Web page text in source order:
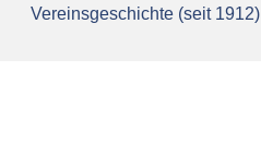
Vereinsgeschichte (seit 1912)